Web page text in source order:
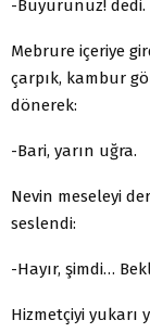
-Buyurunuz! dedi.
Mebrure içeriye
çarpık, kambur
dönerek:
-Bari, yarın uğra.
Nevin meseleyi
seslendi:
-Hayır, şimdi…
Hizmetçiyi yukarı